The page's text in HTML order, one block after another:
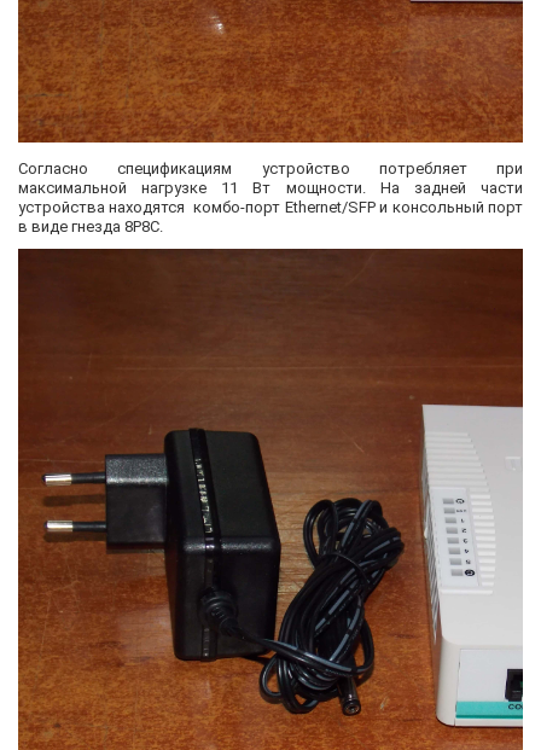
Согласно спецификациям устройство потребляет при
максимальной нагрузке 11 Вт мощности. На задней части
устройства находятся комбо-порт Ethernet/SFP и консольный порт
в виде гнезда 8P8C.